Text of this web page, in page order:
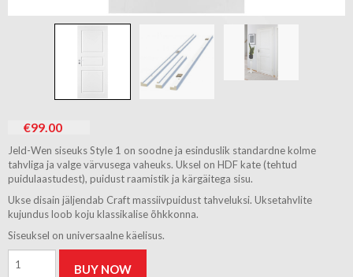
€99.00
Jeld-Wen siseuks Style 1 on soodne ja esinduslik standardne kolme
tahvliga ja valge värvusega vaheuks. Uksel on HDF kate (tehtud
puidulaastudest), puidust raamistik ja kärgäitega sisu.
Ukse disain jäljendab Craft massiivpuidust tahveluksi. Uksetahvlite
kujundus loob koju klassikalise õhkkonna.
Siseuksel on universaalne käelisus.
Jeld-
BUY NOW